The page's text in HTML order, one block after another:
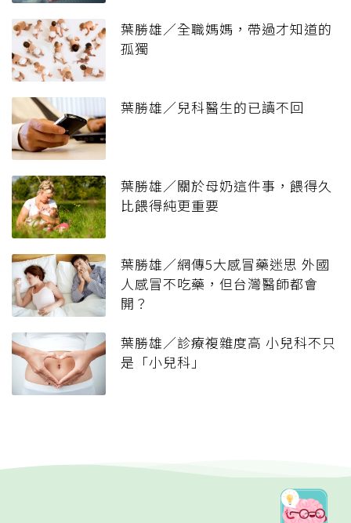
葉勝雄／全職媽媽，帶過才知道的
孤獨
葉勝雄／兒科醫生的已讀不回
葉勝雄／關於母奶這件事，餵得久
比餵得純更重要
葉勝雄／網傳5大感冒藥迷思 外國
人感冒不吃藥，但台灣醫師都會
開？
葉勝雄／診療複雜度高 小兒科不只
是「小兒科」